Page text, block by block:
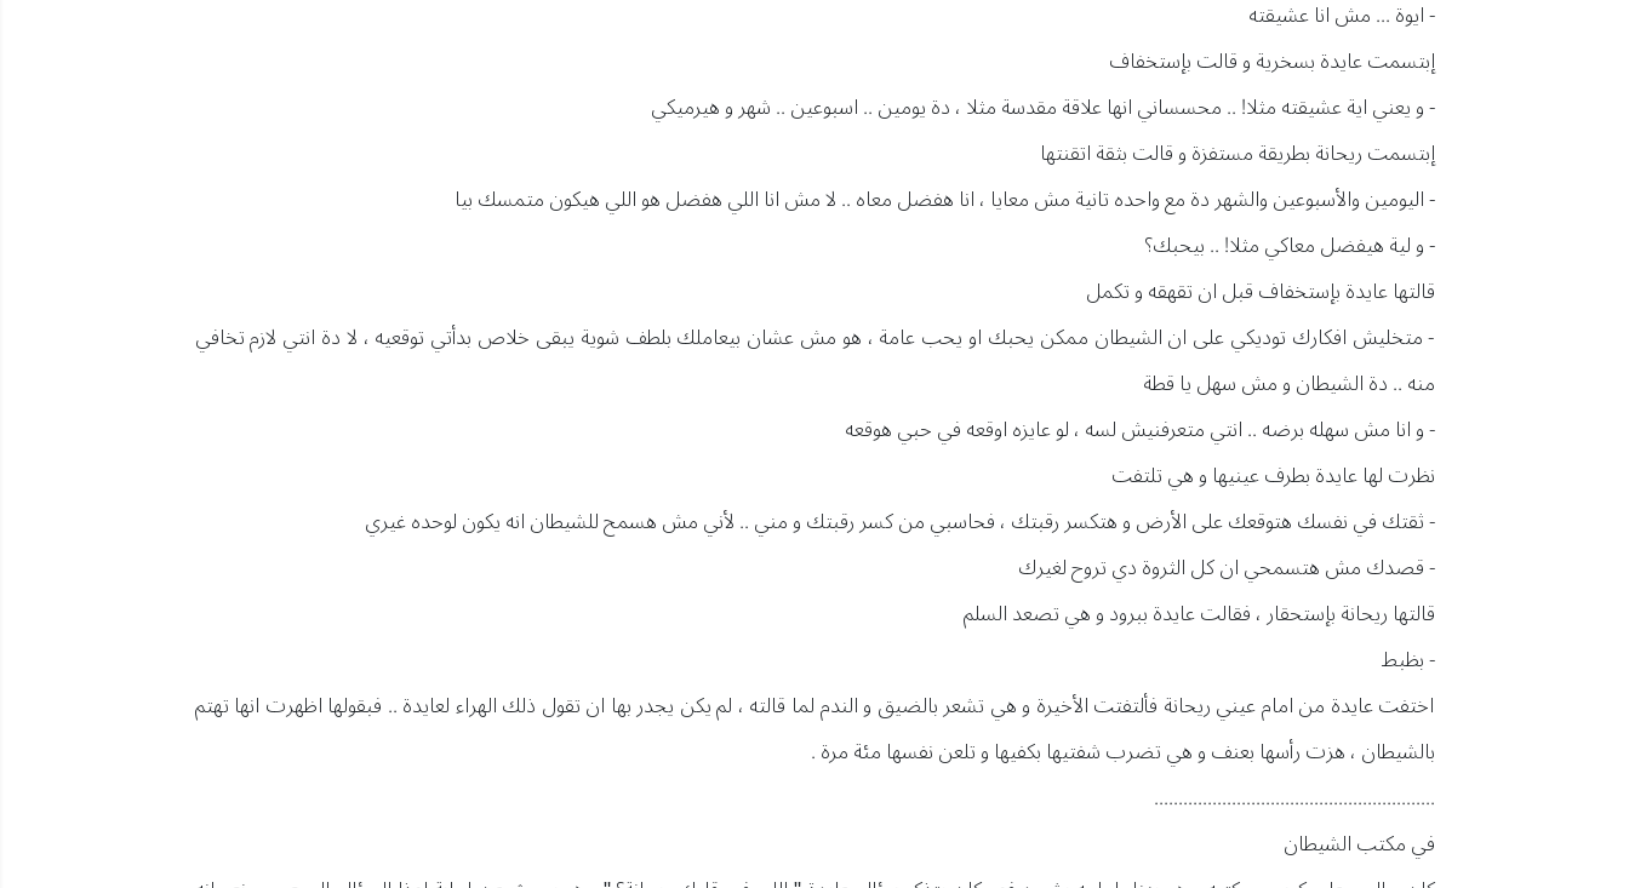
- ايوة ... مش انا عشيقته
إبتسمت عايدة بسخرية و قالت بإستخفاف
- و يعني اية عشيقته مثلا! .. محسساني انها علاقة مقدسة مثلا ، دة يومين .. اسبوعين .. شهر و هيرميكي
إبتسمت ريحانة بطريقة مستفزة و قالت بثقة اتقنتها
- اليومين والأسبوعين والشهر دة مع واحده تانية مش معايا ، انا هفضل معاه .. لا مش انا اللي هفضل هو اللي هيكون متمسك بيا
- و لية هيفضل معاكي مثلا! .. بيحبك؟
قالتها عايدة بإستخفاف قبل ان تقهقه و تكمل
- متخليش افكارك توديكي على ان الشيطان ممكن يحبك او يحب عامة ، هو مش عشان بيعاملك بلطف شوية يبقى خلاص بدأتي توقعيه ، لا دة انتي لازم تخافي
منه .. دة الشيطان و مش سهل يا قطة
- و انا مش سهله برضه .. انتي متعرفنيش لسه ، لو عايزه اوقعه في حبي هوقعه
نظرت لها عايدة بطرف عينيها و هي تلتفت
- ثقتك في نفسك هتوقعك على الأرض و هتكسر رقبتك ، فحاسبي من كسر رقبتك و مني .. لأني مش هسمح للشيطان انه يكون لوحده غيري
- قصدك مش هتسمحي ان كل الثروة دي تروح لغيرك
قالتها ريحانة بإستحقار ، فقالت عايدة ببرود و هي تصعد السلم
- بظبط
اختفت عايدة من امام عيني ريحانة فألتفتت الأخيرة و هي تشعر بالضيق و الندم لما قالته ، لم يكن يجدر بها ان تقول ذلك الهراء لعايدة .. فبقولها اظهرت انها تهتم
بالشيطان ، هزت رأسها بعنف و هي تضرب شفتيها بكفيها و تلعن نفسها مئة مرة .
..........................................................
في مكتب الشيطان